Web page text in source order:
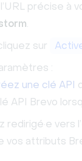
précise à
.
sur
:
une clé API
API Brevo
vers l’
vos attributs